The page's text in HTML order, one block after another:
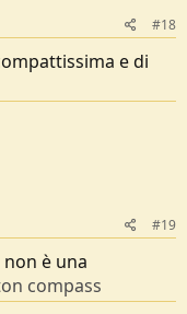
#18
e di
#19
è una
compass